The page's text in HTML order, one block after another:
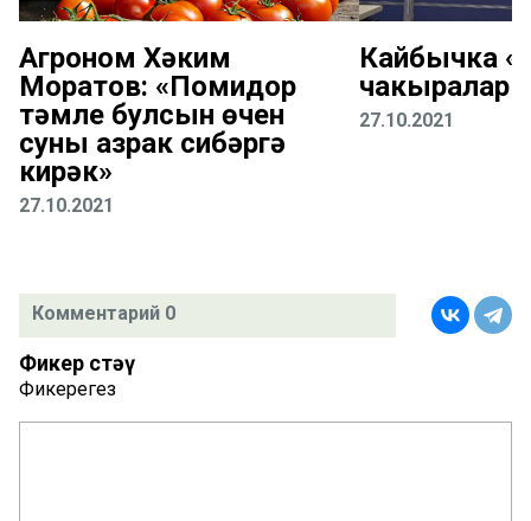
Агроном Хәким
Моратов: «Помидор
тәмле булсын өчен
суны азрак сибәргә
кирәк»
27.10.2021
Кайбычка
чакыралар
27.10.2021
Комментарий 0
Фикер өстәү
Фикерегез